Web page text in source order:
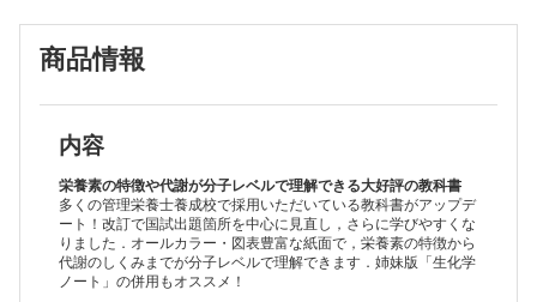
4 細胞同士の結合
A 接着結合 B 密着結合 C ギャップ結合
1 糖質の基礎
A 単糖の鎖状構造 B 異性体 C 環状構造とアノマー D 主な糖誘導
体
2 糖質の分類
A 主な二糖類 B 主な多糖類 C 複合糖質
[臨床栄養への入門] 糖質制限食と必須糖
第3章 脂質【前田宜昭】
1 脂質の基礎
商品情報
内容
栄養素の特徴や代謝が分子レベルで理解できる大好評の教科書
多くの管理栄養士養成校で採用いただいている教科書がアップデ
ート！改訂で国試出題箇所を中心に見直し，さらに学びやすくな
りました．オールカラー・図表豊富な紙面で，栄養素の特徴から
代謝のしくみまでが分子レベルで理解できます．姉妹版「生化学
ノート」の併用もオススメ！